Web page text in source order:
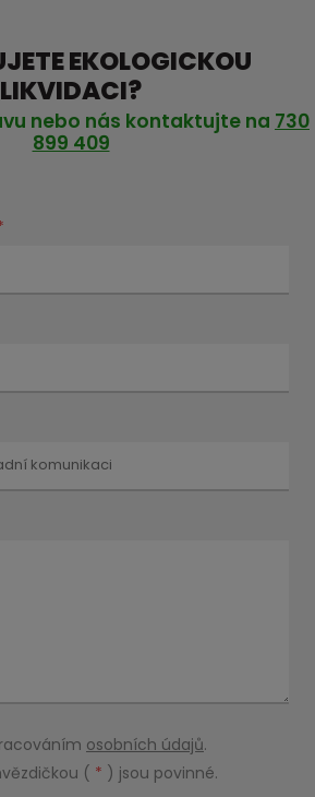
EKOLOGICKOU
LIKVIDACI?
nebo nás kontaktujte na 730
899 409
osobních údajů.
( * ) jsou povinné.